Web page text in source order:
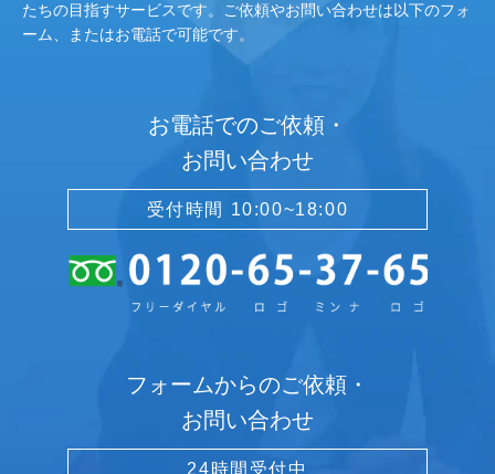
たちの目指すサービスです。ご依頼やお問い合わせは以下のフォ
ーム、またはお電話で可能です。
お電話でのご依頼・
お問い合わせ
受付時間 10:00~18:00
フォームからのご依頼・
お問い合わせ
24時間受付中